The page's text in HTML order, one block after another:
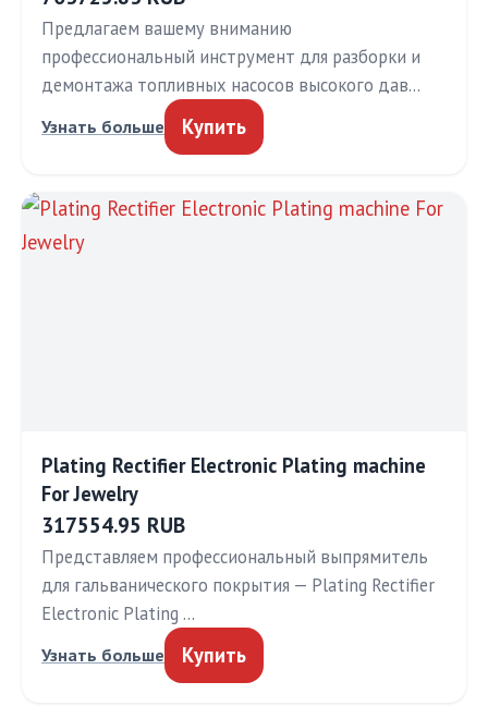
Предлагаем вашему вниманию
профессиональный инструмент для разборки и
демонтажа топливных насосов высокого дав…
Узнать больше Купить
Plating Rectifier Electronic Plating machine
For Jewelry
317554.95 RUB
Представляем профессиональный выпрямитель
для гальванического покрытия — Plating Rectifier
Electronic Plating …
Узнать больше Купить